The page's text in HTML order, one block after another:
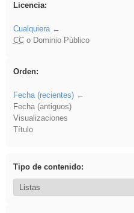
Licencia:
Cualquiera
CCo Dominio Público
Orden:
Fecha (recientes)
Fecha (antiguos)
Visualizaciones
Título
Tipo de contenido: